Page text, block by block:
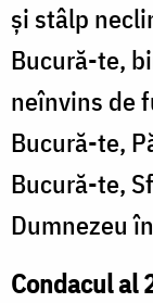
și stâlp
Bucură-te,
neînvins de
Bucură-te,
Bucură-te,
Dumnezeu
Condacul al